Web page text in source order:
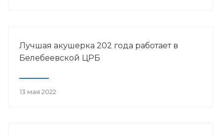
Лучшая акушерка 202 года работает в
Белебеевской ЦРБ
13 мая 2022